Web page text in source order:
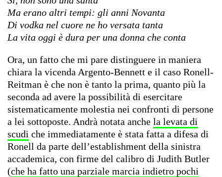
Ma erano altri tempi: gli anni Novanta
Di vodka nel cuore ne ho versata tanta
La vita oggi è dura per una donna che conta
Ora, un fatto che mi pare distinguere in maniera
chiara la vicenda Argento-Bennett e il caso Ronell-
Reitman è che non è tanto la prima, quanto più la
seconda ad avere la possibilità di esercitare
sistematicamente molestia nei confronti di persone
a lei sottoposte. Andrà notata anche la levata di
scudi che immediatamente è stata fatta a difesa di
Ronell da parte dell’establishment della sinistra
accademica, con firme del calibro di Judith Butler
(che ha fatto una parziale marcia indietro pochi